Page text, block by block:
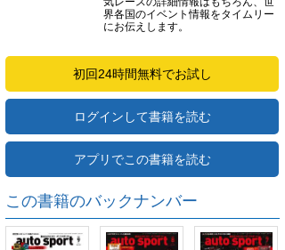
界各国のイベント情報をタイムリー
にお伝えします。
初回24時間無料でお試し
ログインして書籍を読む
アプリでこの書籍を読む
この書籍のバックナンバー